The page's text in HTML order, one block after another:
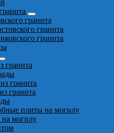
гранита
гранита
гранита
гранита
гранита
гранита
плиты на могилу
на могилу